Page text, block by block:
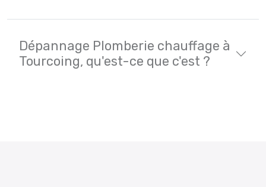
Dépannage Plomberie chauffage à
Tourcoing, qu'est-ce que c'est ?